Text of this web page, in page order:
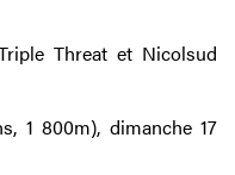
Threat et Nicolsud
1 800m), dimanche 17